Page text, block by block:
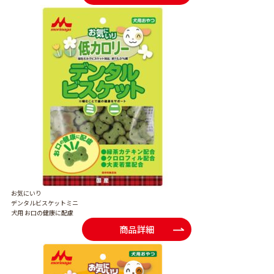
お気にいり
デンタルビスケットミニ
犬用 お口の健康に配慮
商品詳細